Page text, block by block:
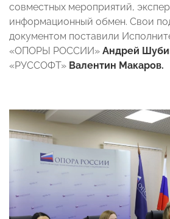
совместных мероприятий,
информационный обмен. Свои
документом поставили
«ОПОРЫ РОССИИ» Андрей
«РУССОФТ» Валентин Макаров.